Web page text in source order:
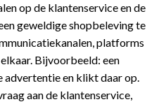
op de klantenservice en de
geweldige shopbeleving te
platforms
Bijvoorbeeld: een
advertentie en klikt daar op.
aan de klantenservice,